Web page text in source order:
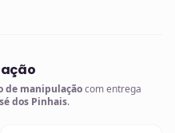
de manipulaçãocom entrega
dos Pinhais.